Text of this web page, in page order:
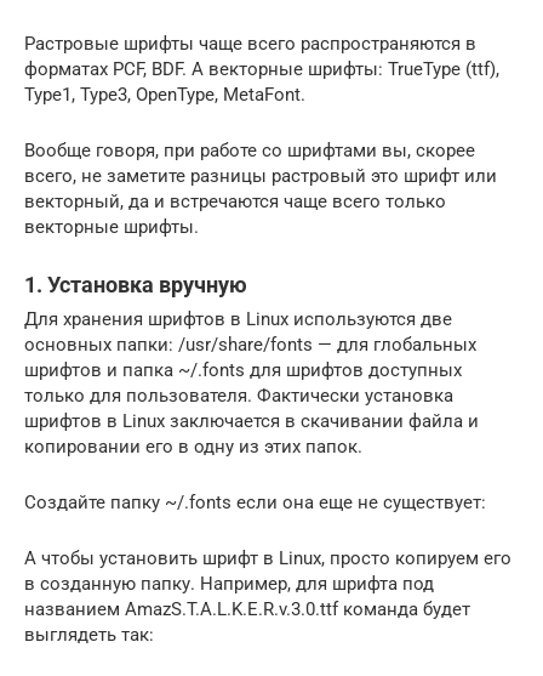
Растровые шрифты чаще всего распространяются в
форматах PCF, BDF. А векторные шрифты: TrueType (ttf),
Type1, Type3, OpenType, MetaFont.
Вообще говоря, при работе со шрифтами вы, скорее
всего, не заметите разницы растровый это шрифт или
векторный, да и встречаются чаще всего только
векторные шрифты.
1. Установка вручную
Для хранения шрифтов в Linux используются две
основных папки: /usr/share/fonts — для глобальных
шрифтов и папка ~/.fonts для шрифтов доступных
только для пользователя. Фактически установка
шрифтов в Linux заключается в скачивании файла и
копировании его в одну из этих папок.
Создайте папку ~/.fonts если она еще не существует:
А чтобы установить шрифт в Linux, просто копируем его
в созданную папку. Например, для шрифта под
названием AmazS.T.A.L.K.E.R.v.3.0.ttf команда будет
выглядеть так: